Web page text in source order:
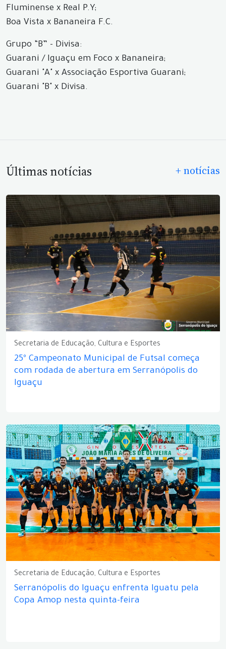
Fluminense x Real P.Y;
Boa Vista x Bananeira F.C.
Grupo “B” - Divisa:
Guarani / Iguaçu em Foco x Bananeira;
Guarani "A" x Associação Esportiva Guarani;
Guarani "B" x Divisa.
Últimas notícias + notícias
Secretaria de Educação, Cultura e Esportes
25º Campeonato Municipal de Futsal começa
com rodada de abertura em Serranópolis do
Iguaçu
Secretaria de Educação, Cultura e Esportes
Serranópolis do Iguaçu enfrenta Iguatu pela
Copa Amop nesta quinta-feira